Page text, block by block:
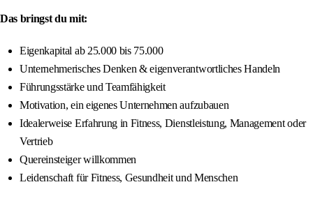
Das bringst du mit:
Eigenkapital ab 25.000 bis 75.000
Unternehmerisches Denken & eigenverantwortliches Handeln
Führungsstärke und Teamfähigkeit
Motivation, ein eigenes Unternehmen aufzubauen
Idealerweise Erfahrung in Fitness, Dienstleistung, Management oder
Vertrieb
Quereinsteiger willkommen
Leidenschaft für Fitness, Gesundheit und Menschen